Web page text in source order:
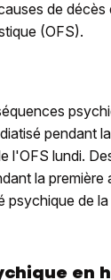
de
(OFS).
pendant
l'OFS lundi.
la première
psychique de
en